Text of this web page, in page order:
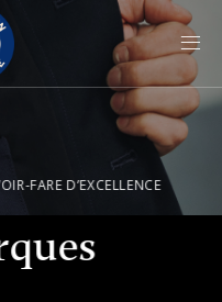
FARE D’EXCELLENCE